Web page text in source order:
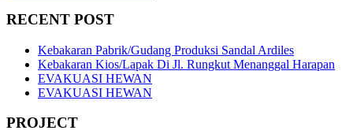
RECENT POST
Kebakaran Pabrik/Gudang Produksi Sandal Ardiles
Kebakaran Kios/Lapak Di Jl. Rungkut Menanggal Harapan
EVAKUASI HEWAN
EVAKUASI HEWAN
PROJECT